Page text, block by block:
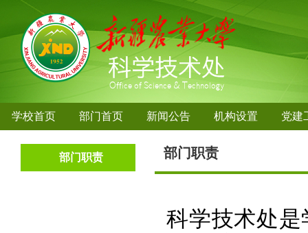
学校首页 部门首页 新闻公告 机构设置 党建
部门职责 部门职责
科学技术处